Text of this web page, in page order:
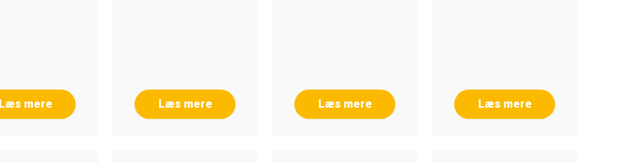
mere Læs mere Læs mere Læs mere